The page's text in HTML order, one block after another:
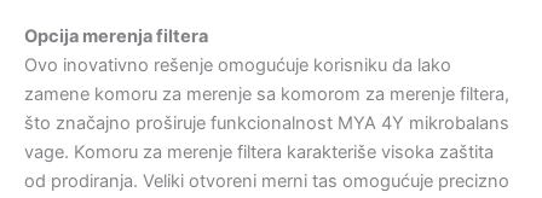
Opcija merenja filtera
Ovo inovativno rešenje omogućuje korisniku da lako
zamene komoru za merenje sa komorom za merenje filtera,
što značajno proširuje funkcionalnost MYA 4Y mikrobalans
vage. Komoru za merenje filtera karakteriše visoka zaštita
od prodiranja. Veliki otvoreni merni tas omogućuje precizno